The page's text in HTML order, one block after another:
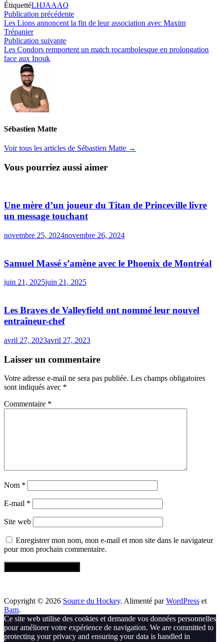
ÉtiquettéLHJAAAQ
Navigation
de
l’article
Publication précédentePublication
précédente :
Les Lions annoncent la fin de leur association avec Maxim
Trépanier
Publication suivantePublication
suivante :
Les Condors remportent un match rocambolesque en prolongation
face aux Inouk
Sébastien Matte
Voir tous les articles de Sébastien Matte →
Vous pourriez aussi aimer
Une mère d’un joueur du Titan de Princeville livre
un message touchant
novembre 25, 2024novembre 26, 2024
Samuel Massé s’amène avec le Phoenix de Montréal
juin 21, 2025juin 21, 2025
Les Braves de Valleyfield ont nommé leur nouvel
entraîneur-chef
avril 27, 2023avril 27, 2023
Laisser un commentaire
Votre adresse e-mail ne sera pas publiée. Les champs obligatoires
sont indiqués avec *
Commentaire *
Nom *
E-mail *
Site web
Enregistrer mon nom, mon e-mail et mon site dans le navigateur
pour mon prochain commentaire.
Copyright © 2026 Source du Hockey. Alimenté parWordPress et
Bam.
Ce site web utilise des cookies et demande vos données personnelles
pour améliorer votre expérience de navigation. We are committed to
protecting your privacy and ensuring your data is handled in